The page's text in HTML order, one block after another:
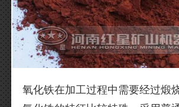
氧化铁在加工过程中需要经过煅